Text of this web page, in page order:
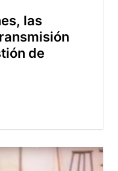
las
de